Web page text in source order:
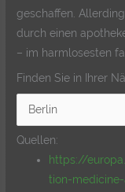
geschaffen.
durch einen
– im harmlosesten
Finden Sie in Ihrer
Quellen:
https://
tion-